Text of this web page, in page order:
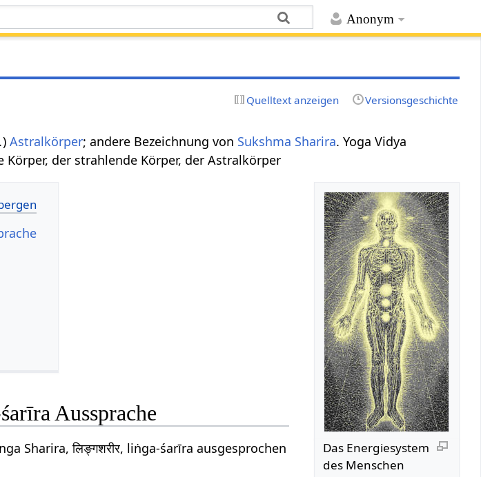
Anonym
Quelltext anzeigen Versionsgeschichte
)Astralkörper; andere Bezeichnung von Sukshma Sharira. Yoga Vidya
der strahlende Körper, der Astralkörper
Das Energiesystem
des Menschen
Aussprache
Sharira, लिङ्गशरीर, liṅga-śarīra ausgesprochen